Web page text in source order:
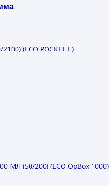
(ECO POCKET E)
(50/200) (ECO OpBox 1000)